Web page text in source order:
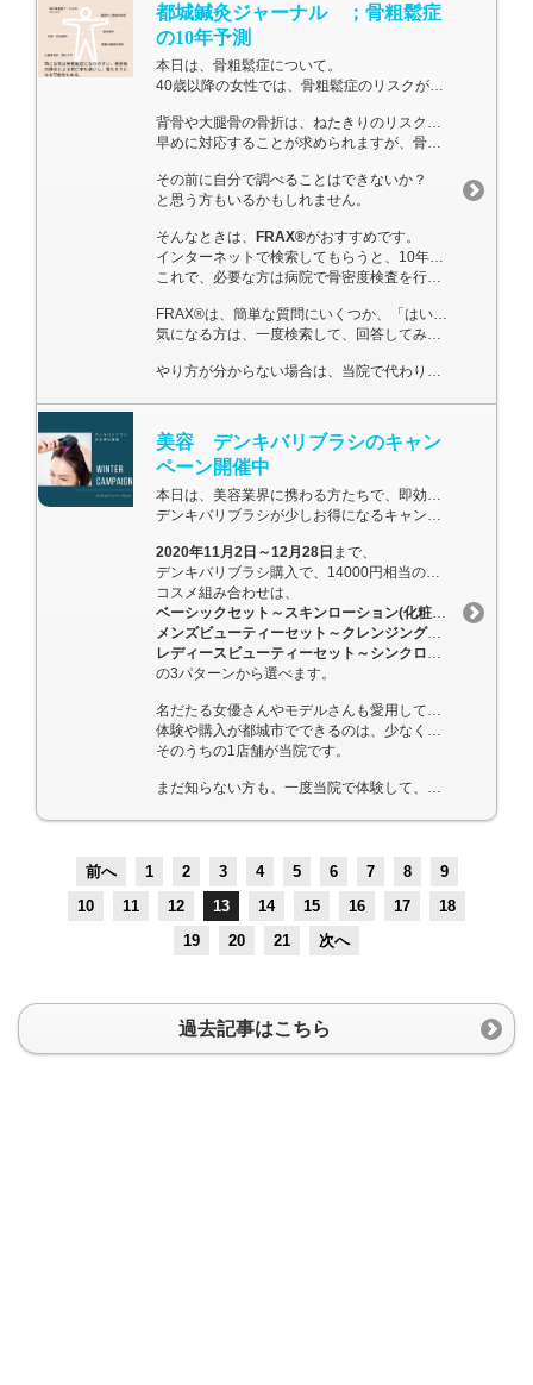
都城鍼灸ジャーナル ；骨粗鬆症
の10年予測
本日は、骨粗鬆症について。
40歳以降の女性では、骨粗鬆症のリスクが特に高まることが知られています。
背骨や大腿骨の骨折は、ねたきりのリスクになります。
早めに対応することが求められますが、骨粗鬆症の診断には、骨密度の測定が必要となります。
その前に自分で調べることはできないか？
と思う方もいるかもしれません。
そんなときは、 FRAX®がおすすめです。
インターネットで検索してもらうと、10年以内の骨粗鬆症の骨折リスクが推測できます。
これで、必要な方は病院で骨密度検査を行い、そこで投薬治療などを行うという流れになるかと思います。
FRAX®は、簡単な質問にいくつか、「はい」「いいえ」で答えるだけです。
気になる方は、一度検索して、回答してみてください。
やり方が分からない場合は、当院で代わりにお調べします。
美容 デンキバリブラシのキャン
ペーン開催中
デンキバリブラシが少しお得になるキャンペーンのご案内です。
2020年11月2日～12月28日 まで、
デンキバリブラシ購入で、14000円相当のエレクトロンコスメの組み合わせが付いてきます。
コスメ組み合わせは、
ベーシックセット～スキンローション(化粧水)＋スカルプトリートメント(頭皮用美容液)
メンズビューティーセット～クレンジングジェル＋シンクロシャンプー
レディースビューティーセット～シンクロシャンプー＋シンクロトリートメント
の3パターンから選べます。
名だたる女優さんやモデルさんも愛用しているデンキバリブラシ。
体験や購入が都城市でできるのは、少なく正規取扱店は2店舗だけ。
そのうちの1店舗が当院です。
まだ知らない方も、一度当院で体験して、欲しいと思った方はご相談ください。
前へ 1 2 3 4 5 6 7 8
9
10
11 12 13 14 15 16 17
18
19
20 21 次へ
過去記事はこちら